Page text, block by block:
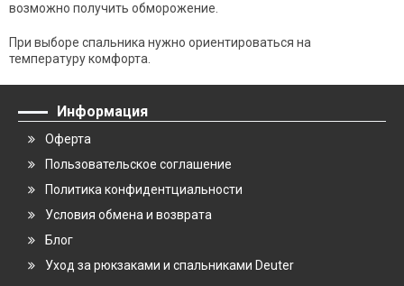
возможно получить обморожение.
При выборе спальника нужно ориентироваться на
температуру комфорта.
Информация
Оферта
Пользовательское соглашение
Политика конфидентциальности
Условия обмена и возврата
Блог
Уход за рюкзаками и спальниками Deuter